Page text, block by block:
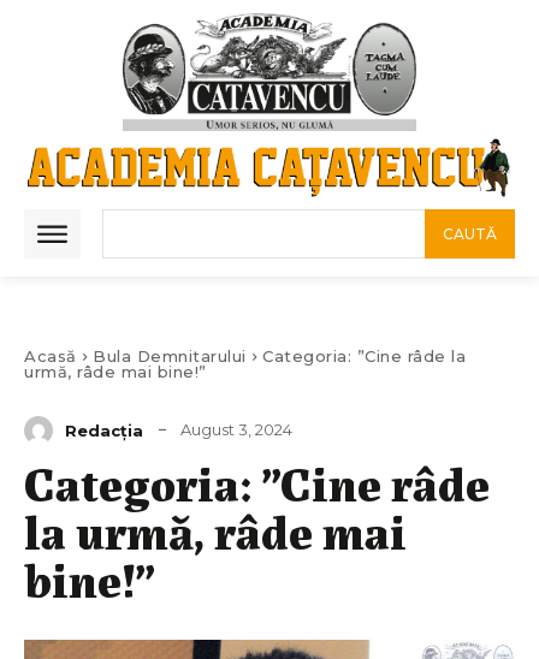
CAUTĂ
Acasă Bula Demnitarului
Categoria: ”Cine râde la
urmă, râde mai bine!”
Redacția August 3, 2024
Categoria: ”Cine râde
la urmă, râde mai
bine!”